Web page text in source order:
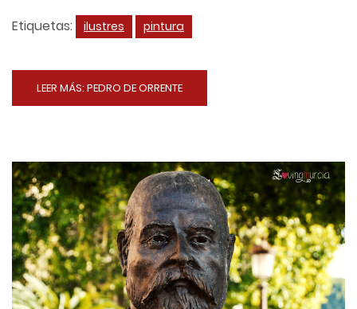
Etiquetas:
ilustres pintura
LEER MÁS: PEDRO DE ORRENTE